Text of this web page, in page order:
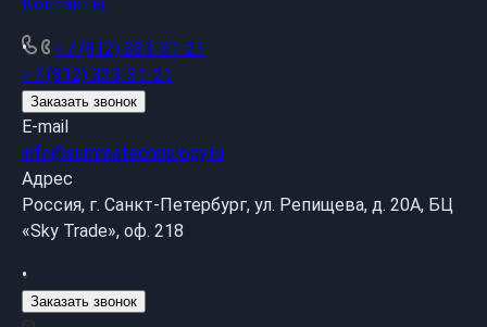
+7 (812) 333-31-21
+7 (812) 333-31-21
Заказать звонок
E-mail
info@summatechnology.ru
Адрес
Россия, г. Санкт-Петербург, ул. Репищева, д. 20А, БЦ
«Sky Trade», оф. 218
Заказать звонок